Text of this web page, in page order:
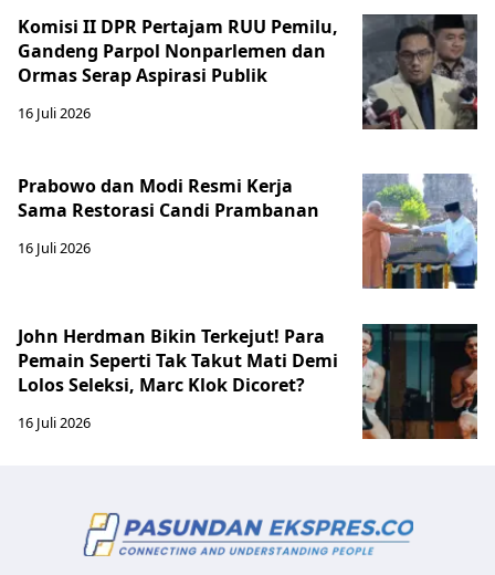
Komisi II DPR Pertajam RUU Pemilu,
Gandeng Parpol Nonparlemen dan
Ormas Serap Aspirasi Publik
16 Juli 2026
Prabowo dan Modi Resmi Kerja
Sama Restorasi Candi Prambanan
16 Juli 2026
John Herdman Bikin Terkejut! Para
Pemain Seperti Tak Takut Mati Demi
Lolos Seleksi, Marc Klok Dicoret?
16 Juli 2026